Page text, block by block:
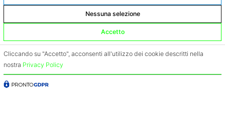
Privacy e Cookie policy
Menu
Home
Nessuna selezione
Accetto
Cliccando su "Accetto", acconsenti all'utilizzo dei cookie descritti nella
nostra Privacy Policy